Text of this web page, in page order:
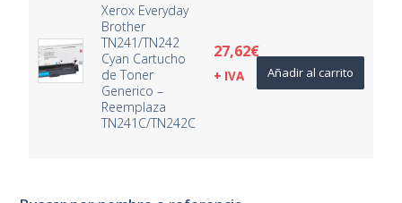
Xerox Everyday
Brother
TN241/TN242
Cyan Cartucho
de Toner
Generico –
Reemplaza
TN241C/TN242C
27,62€
+ IVA Añadir al carrito